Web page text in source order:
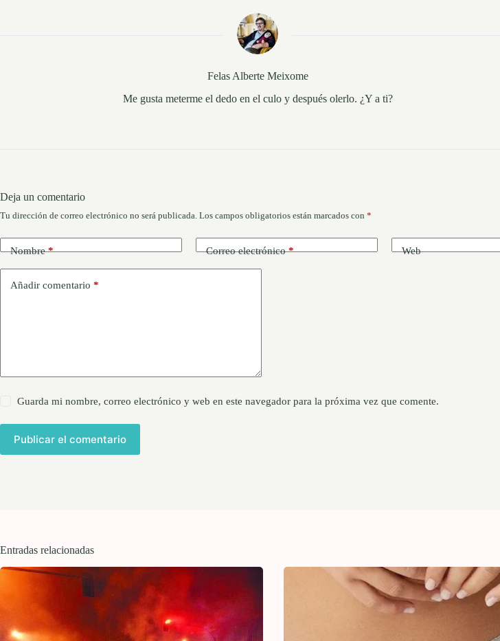
Felas Alberte Meixome
Me gusta meterme el dedo en el culo y después olerlo. ¿Y a ti?
Deja un comentario
Tu dirección de correo electrónico no será publicada. Los campos obligatorios están marcados con *
Nombre* Correo electrónico* Web
Añadir comentario *
Guarda mi nombre, correo electrónico y web en este navegador para la próxima vez que comente.
Publicar el comentario
Entradas relacionadas